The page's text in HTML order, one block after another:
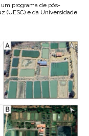
programa de pós-
(UESC) e da Universidade